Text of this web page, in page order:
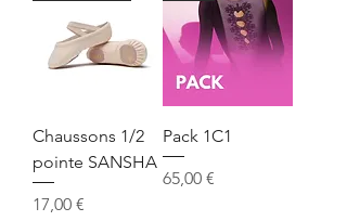
Chaussons 1/2
pointe SANSHA
Prix
17,00 €
Pack 1C1
Prix
65,00 €